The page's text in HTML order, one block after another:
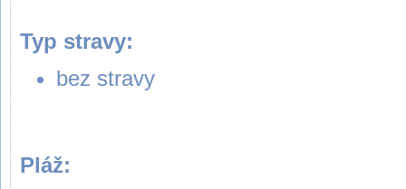
Typ stravy:
bez stravy
Pláž: